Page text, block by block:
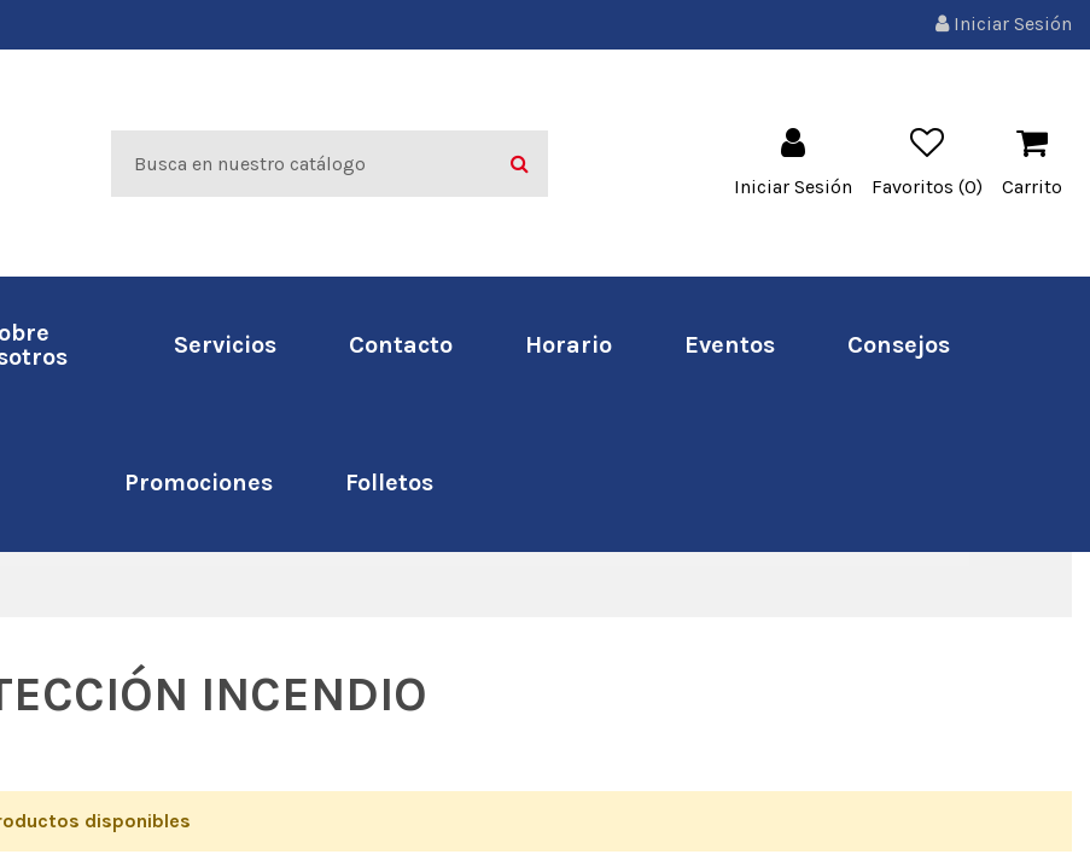
Iniciar Sesión
Iniciar Sesión Favoritos (0) Carrito
Servicios Contacto Horario Eventos Consejos
Promociones Folletos
INCENDIO
disponibles